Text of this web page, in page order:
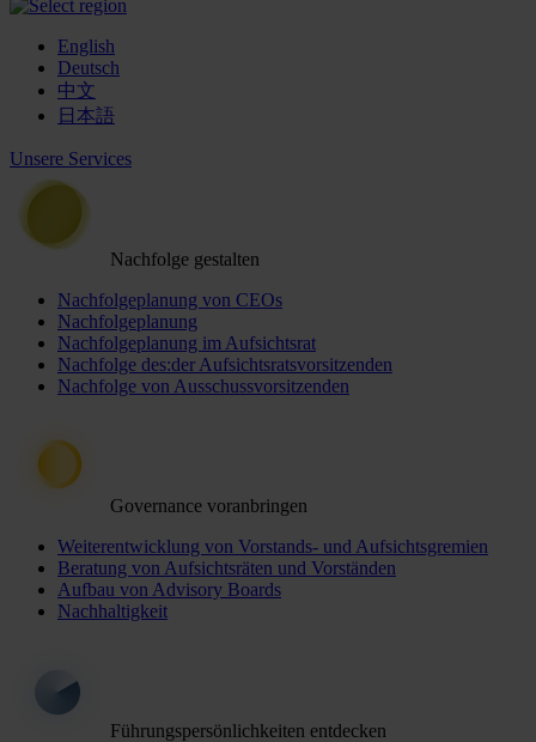
English
Deutsch
中文
日本語
Unsere Services
Nachfolge gestalten
Nachfolgeplanung von CEOs
Nachfolgeplanung
Nachfolgeplanung im Aufsichtsrat
Nachfolge des:der Aufsichtsratsvorsitzenden
Nachfolge von Ausschussvorsitzenden
Governance voranbringen
Weiterentwicklung von Vorstands- und Aufsichtsgremien
Beratung von Aufsichtsräten und Vorständen
Aufbau von Advisory Boards
Nachhaltigkeit
Führungspersönlichkeiten entdecken